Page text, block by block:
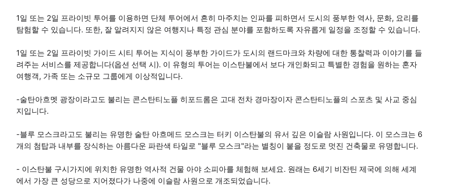
1일 또는 2일 프라이빗 투어를 이용하면 단체 투어에서 흔히 마주치는 인파를 피하면서 도시의 풍부한 역사, 문화, 요리를
탐험할 수 있습니다. 또한, 잘 알려지지 않은 여행지나 특정 관심 분야를 포함하도록 자유롭게 일정을 조정할 수 있습니다.
1일 또는 2일 프라이빗 가이드 시티 투어는 지식이 풍부한 가이드가 도시의 랜드마크와 차량에 대한 통찰력과 이야기를 들
려주는 서비스를 제공합니다(옵션 선택 시). 이 유형의 투어는 이스탄불에서 보다 개인화되고 특별한 경험을 원하는 혼자
여행객, 가족 또는 소규모 그룹에게 이상적입니다.
-술탄아흐멧 광장이라고도 불리는 콘스탄티노플 히포드롬은 고대 전차 경마장이자 콘스탄티노플의 스포츠 및 사교 중심
지입니다.
-블루 모스크라고도 불리는 유명한 술탄 아흐메드 모스크는 터키 이스탄불의 유서 깊은 이슬람 사원입니다. 이 모스크는 6
개의 첨탑과 내부를 장식하는 아름다운 파란색 타일로 "블루 모스크"라는 별칭이 붙을 정도로 멋진 건축물로 유명합니다.
- 이스탄불 구시가지에 위치한 유명한 역사적 건물 아야 소피아를 체험해 보세요. 원래는 6세기 비잔틴 제국에 의해 세계
에서 가장 큰 성당으로 지어졌다가 나중에 이슬람 사원으로 개조되었습니다.